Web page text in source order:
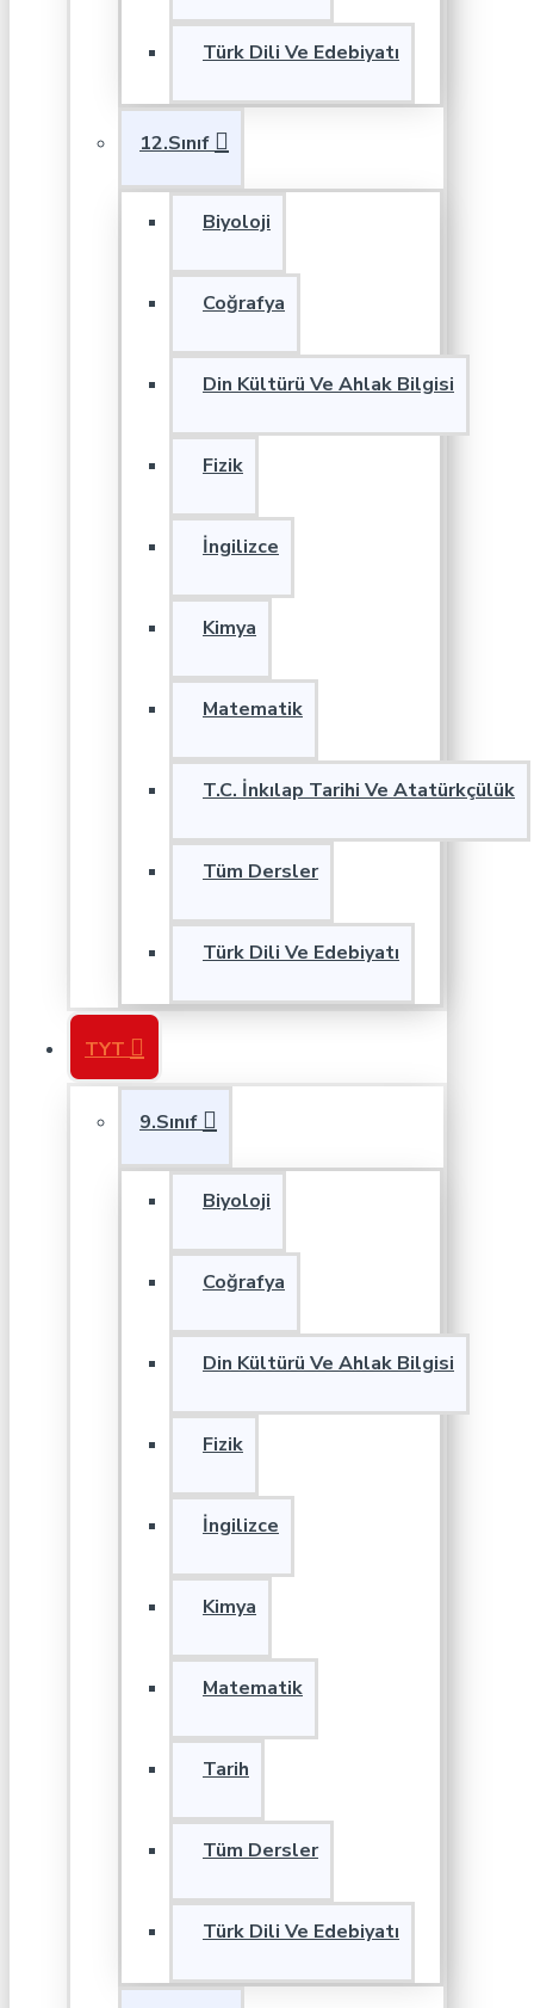
Türk Dili Ve Edebiyatı
12.Sınıf
Biyoloji
Coğrafya
Din Kültürü Ve Ahlak Bilgisi
Fizik
İngilizce
Kimya
Matematik
T.C. İnkılap Tarihi Ve Atatürkçülük
Tüm Dersler
Türk Dili Ve Edebiyatı
TYT
9.Sınıf
Biyoloji
Coğrafya
Din Kültürü Ve Ahlak Bilgisi
Fizik
İngilizce
Kimya
Matematik
Tarih
Tüm Dersler
Türk Dili Ve Edebiyatı